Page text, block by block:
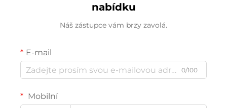
nabídku
Náš zástupce vám brzy zavolá.
E-mail
0/100
Mobilní